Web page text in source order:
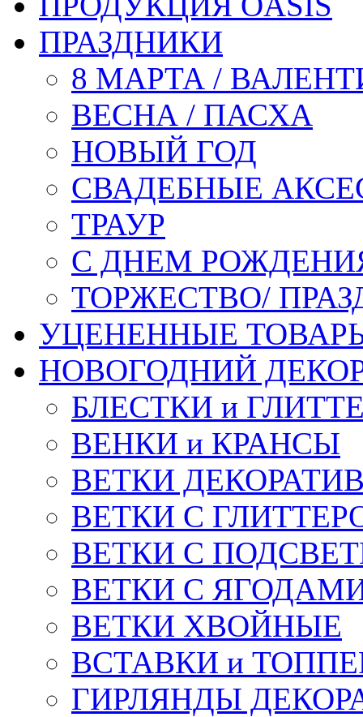
ПРАЗДНИКИ
8 МАРТА /
ВЕСНА / ПАСХА
НОВЫЙ ГОД
СВАДЕБНЫЕ
ТРАУР
С ДНЕМ
ТОРЖЕСТВО/
УЦЕНЕННЫЕ
НОВОГОДНИЙ
БЛЕСТКИ и
ВЕНКИ и КРАНСЫ
ВЕТКИ
ВЕТКИ С
ВЕТКИ С
ВЕТКИ С
ВЕТКИ ХВОЙНЫЕ
ВСТАВКИ и
ГИРЛЯНДЫ